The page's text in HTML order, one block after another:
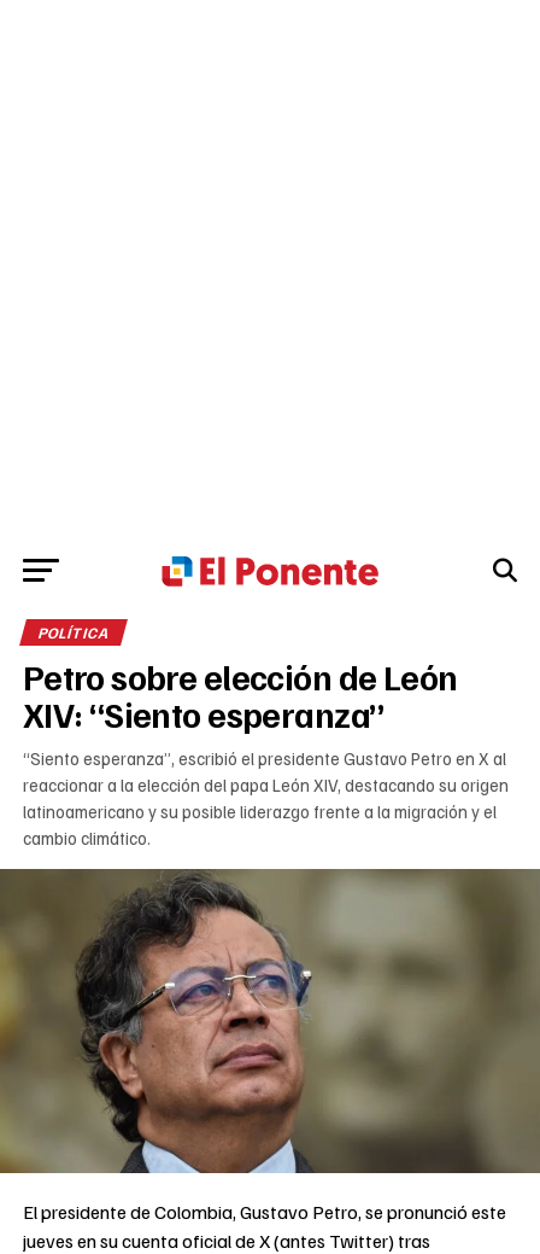
POLÍTICA
Petro sobre elección de León
XIV: “Siento esperanza”
“Siento esperanza”, escribió el presidente Gustavo Petro en X al
reaccionar a la elección del papa León XIV, destacando su origen
latinoamericano y su posible liderazgo frente a la migración y el
cambio climático.
El presidente de Colombia, Gustavo Petro, se pronunció este
jueves en su cuenta oficial de X (antes Twitter) tras